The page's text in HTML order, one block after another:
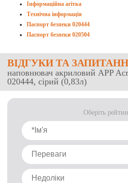
Інформаційна агітка
Технічна інформація
Паспорт безпеки 020444
Паспорт безпеки 020504
ВІДГУКИ ТА
наповнювач акриловий APP
020444, сірий (0,83л)
Оберіть